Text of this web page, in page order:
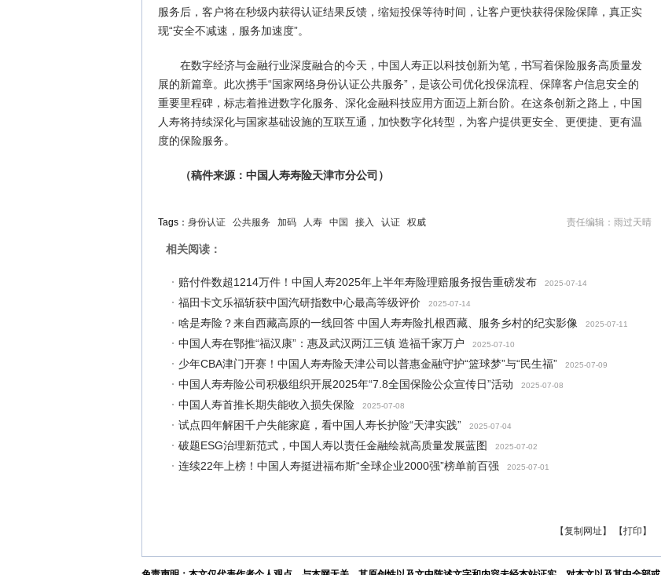
服务后，客户将在秒级内获得认证结果反馈，缩短投保等待时间，让客户更快获得保险保障，真正实
现“安全不减速，服务加速度”。
在数字经济与金融行业深度融合的今天，中国人寿正以科技创新为笔，书写着保险服务高质量发
展的新篇章。此次携手“国家网络身份认证公共服务”，是该公司优化投保流程、保障客户信息安全的
重要里程碑，标志着推进数字化服务、深化金融科技应用方面迈上新台阶。在这条创新之路上，中国
人寿将持续深化与国家基础设施的互联互通，加快数字化转型，为客户提供更安全、更便捷、更有温
度的保险服务。
（稿件来源：中国人寿寿险天津市分公司）
Tags： 身份认证 公共服务 加码 人寿 中国 接入 认证 权威 责任编辑：雨过天晴
相关阅读：
赔付件数超1214万件！中国人寿2025年上半年寿险理赔服务报告重磅发布 2025-07-14
福田卡文乐福斩获中国汽研指数中心最高等级评价 2025-07-14
啥是寿险？来自西藏高原的一线回答 中国人寿寿险扎根西藏、服务乡村的纪实影像 2025-07-11
中国人寿在鄂推“福汉康”：惠及武汉两江三镇 造福千家万户 2025-07-10
少年CBA津门开赛！中国人寿寿险天津公司以普惠金融守护“篮球梦”与“民生福” 2025-07-09
中国人寿寿险公司积极组织开展2025年“7.8全国保险公众宣传日”活动 2025-07-08
中国人寿首推长期失能收入损失保险 2025-07-08
试点四年解困千户失能家庭，看中国人寿长护险“天津实践” 2025-07-04
破题ESG治理新范式，中国人寿以责任金融绘就高质量发展蓝图 2025-07-02
连续22年上榜！中国人寿挺进福布斯“全球企业2000强”榜单前百强 2025-07-01
【复制网址】 【打印】